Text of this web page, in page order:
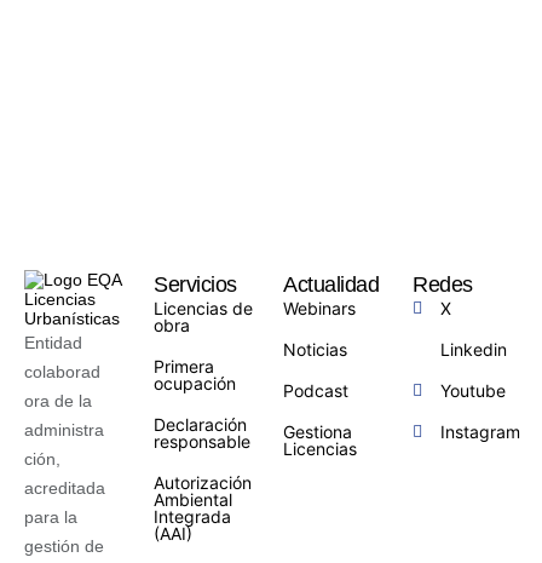
Entidad
colaborad
ora de la
administra
ción,
acreditada
para la
gestión de
Servicios
Licencias de
obra
Primera
ocupación
Declaración
responsable
Autorización
Ambiental
Integrada
(AAI)
Actualidad
Webinars
Noticias
Podcast
Gestiona
Licencias
Redes
X
Linkedin
Youtube
Instagram